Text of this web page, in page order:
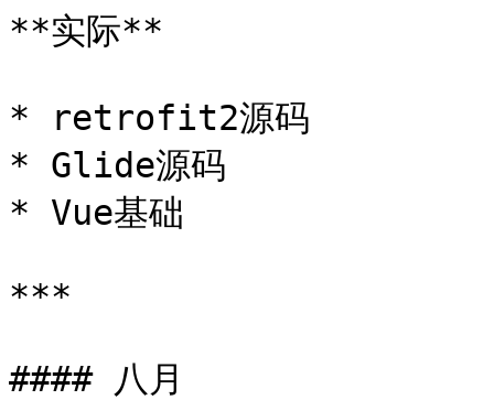
**实际**
* retrofit2源码
* Glide源码
* Vue基础
***
#### 八月